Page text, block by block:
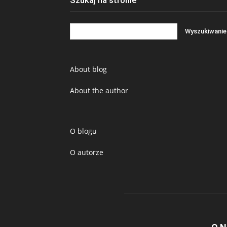
About blog
About the author
O blogu
O autorze